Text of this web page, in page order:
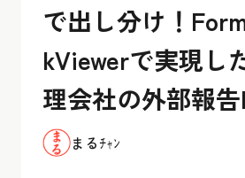
で出し分け！
kViewerで実現し
理会社の外部報告
まるﾁｬﾝ